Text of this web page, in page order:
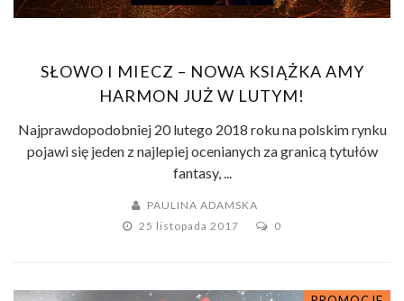
SŁOWO I MIECZ – NOWA KSIĄŻKA AMY
HARMON JUŻ W LUTYM!
Najprawdopodobniej 20 lutego 2018 roku na polskim rynku
pojawi się jeden z najlepiej ocenianych za granicą tytułów
fantasy, ...
PAULINA ADAMSKA
25 listopada 2017
0